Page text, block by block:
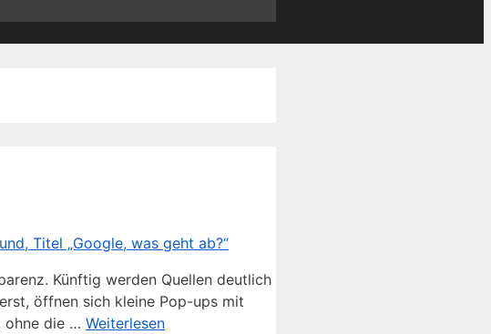
Künftig werden Quellen deutlich
öffnen sich kleine Pop-ups mit
ohne die … Weiterlesen